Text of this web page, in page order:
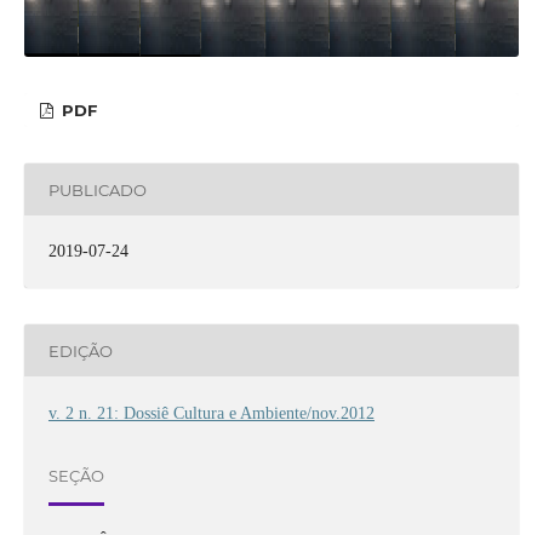
PDF
PUBLICADO
2019-07-24
EDIÇÃO
v. 2 n. 21: Dossiê Cultura e Ambiente/nov.2012
SEÇÃO